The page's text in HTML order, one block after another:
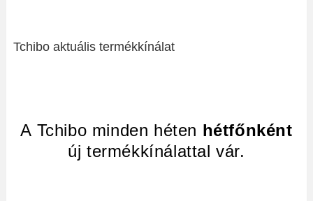
Tchibo aktuális termékkínálat
A Tchibo minden héten hétfőnként
új termékkínálattal vár.